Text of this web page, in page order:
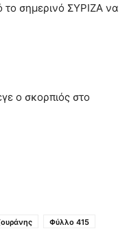
το σημερινό ΣΥΡΙΖΑ να
ο σκορπιός στο
Φύλλο 415